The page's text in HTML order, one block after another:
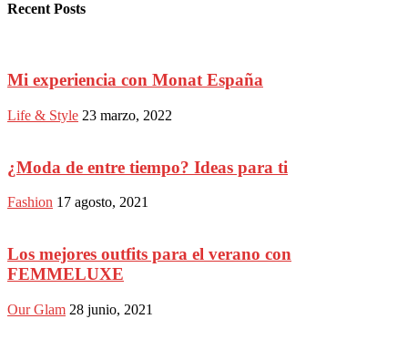
Recent Posts
Mi experiencia con Monat España
Life & Style 23 marzo, 2022
¿Moda de entre tiempo? Ideas para ti
Fashion 17 agosto, 2021
Los mejores outfits para el verano con
FEMMELUXE
Our Glam 28 junio, 2021